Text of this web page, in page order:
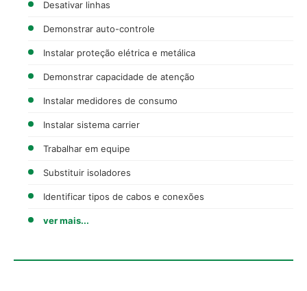
Desativar linhas
Demonstrar auto-controle
Instalar proteção elétrica e metálica
Demonstrar capacidade de atenção
Instalar medidores de consumo
Instalar sistema carrier
Trabalhar em equipe
Substituir isoladores
Identificar tipos de cabos e conexões
ver mais...